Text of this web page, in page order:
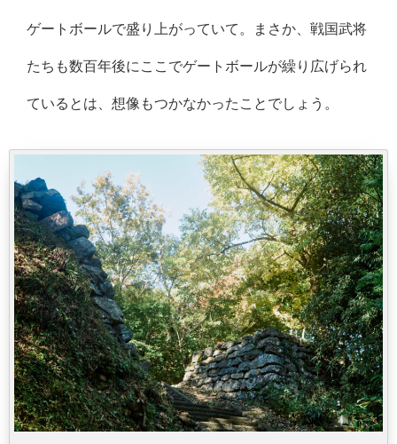
ゲートボールで盛り上がっていて。まさか、戦国武将
たちも数百年後にここでゲートボールが繰り広げられ
ているとは、想像もつかなかったことでしょう。